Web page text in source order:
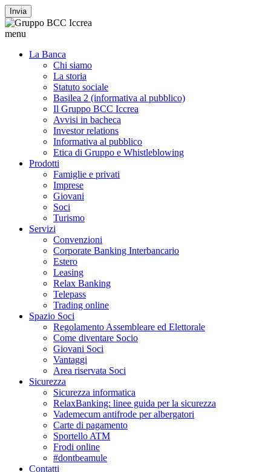
Invia
menu
La Banca
Chi siamo
La storia
Statuto sociale
Basilea 2 (informativa al pubblico)
Il Gruppo BCC Iccrea
Avvisi in bacheca
Investor relations
Informativa al pubblico
Etica di Gruppo e Whistleblowing
Prodotti
Famiglie e privati
Imprese
Giovani
Soci
Turismo
Servizi
Convenzioni
Corporate Banking Interbancario
Estero
Leasing
Relax Banking
Telepass
Trading online
Spazio Soci
Regolamento Assembleare ed Elettorale
Come diventare Socio
Giovani Soci
Vantaggi
Area riservata Soci
Sicurezza
Sicurezza informatica
RelaxBanking: linee guida per la sicurezza
Vademecum antifrode per albergatori
Carte di pagamento
Sportello ATM
Frodi online
#dontbeamule
Contatti